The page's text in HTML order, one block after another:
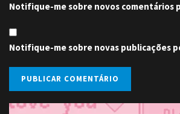
Notifique-me sobre novos comentários
Notifique-me sobre novas publicações